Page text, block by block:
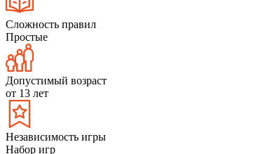
Сложность правил
Простые
Допустимый возраст
от 13 лет
Независимость игры
Набор игр